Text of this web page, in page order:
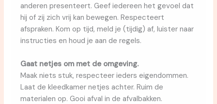
anderen presenteert. Geef iedereen het gevoel dat
hij of zij zich vrij kan bewegen. Respecteert
afspraken. Kom op tijd, meld je (tijdig) af, luister naar
instructies en houd je aan de regels.
Gaat netjes om met de omgeving.
Maak niets stuk, respecteer ieders eigendommen.
Laat de kleedkamer netjes achter. Ruim de
materialen op. Gooi afval in de afvalbakken.